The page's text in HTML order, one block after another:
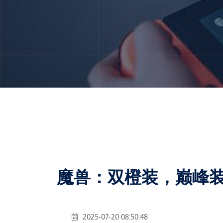
魔兽：双橙装，巅峰
2025-07-20 08:50:48